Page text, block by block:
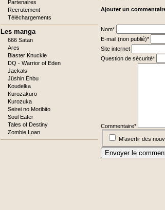
Ajouter un
Champ
obligatoire
Nom*
Champ
obligatoire
E-mail (non publié)*
Site internet
Champ
obligatoire
Question de sécurité*
Commentaire*
M'avertir des
Envoyer le
Partenaires
Recrutement
Téléchargements
Les manga
666 Satan
Ares
Blaster Knuckle
DQ - Warrior of Eden
Jackals
Jûshin Enbu
Koudelka
Kurozakuro
Kurozuka
Seirei no Moribito
Soul Eater
Tales of Destiny
Zombie Loan